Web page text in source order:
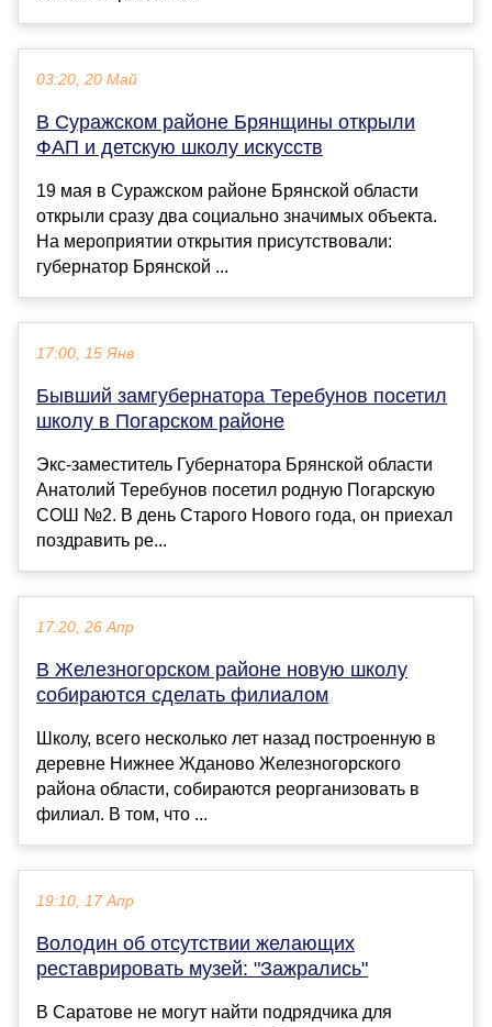
03:20, 20 Май
В Суражском районе Брянщины открыли
ФАП и детскую школу искусств
19 мая в Суражском районе Брянской области
открыли сразу два социально значимых объекта.
На мероприятии открытия присутствовали:
губернатор Брянской ...
17:00, 15 Янв
Бывший замгубернатора Теребунов посетил
школу в Погарском районе
Экс-заместитель Губернатора Брянской области
Анатолий Теребунов посетил родную Погарскую
СОШ №2. В день Старого Нового года, он приехал
поздравить ре...
17:20, 26 Апр
В Железногорском районе новую школу
собираются сделать филиалом
Школу, всего несколько лет назад построенную в
деревне Нижнее Жданово Железногорского
района области, собираются реорганизовать в
филиал. В том, что ...
19:10, 17 Апр
Володин об отсутствии желающих
реставрировать музей: "Зажрались"
В Саратове не могут найти подрядчика для